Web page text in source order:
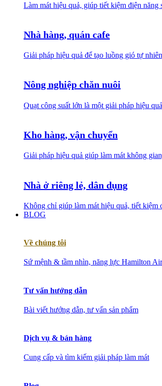
Làm mát hiệu quả, giúp tiết kiệm điện
Nhà hàng, quán cafe
Giải pháp hiệu quả để tạo luồng gió tự
Nông nghiệp chăn nuôi
Quạt công suất lớn là một giải pháp hiệu
Kho hàng, vận chuyển
Giải pháp hiệu quả giúp làm mát không
Nhà ở riêng lẻ, dân dụng
Không chỉ giúp làm mát hiệu quả, tiết kiệm
BLOG
Về chúng tôi
Sứ mệnh & tầm nhìn, năng lực Hamilton Air
Tư vấn hướng dẫn
Bài viết hướng dẫn, tư vấn sản phẩm
Dịch vụ & bán hàng
Cung cấp và tìm kiếm giải pháp làm mát